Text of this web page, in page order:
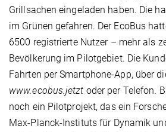
Grillsachen eingeladen haben. Die
im Grünen gefahren. Der EcoBus
6500 registrierte Nutzer – mehr als
Bevölkerung im Pilotgebiet. Die
Fahrten per Smartphone-App, über
www.ecobus.jetzt oder per Telefon.
noch ein Pilotprojekt, das ein
Max-Planck-Instituts für Dynamik